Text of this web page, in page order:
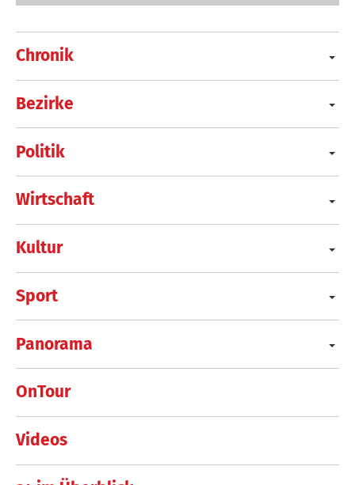
Chronik
Bezirke
Politik
Wirtschaft
Kultur
Sport
Panorama
OnTour
Videos